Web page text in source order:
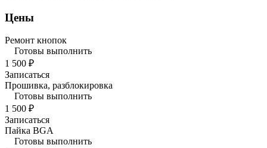
Цены
Ремонт кнопок
Готовы выполнить
1 500 ₽
Записаться
Прошивка, разблокировка
Готовы выполнить
1 500 ₽
Записаться
Пайка BGA
Готовы выполнить